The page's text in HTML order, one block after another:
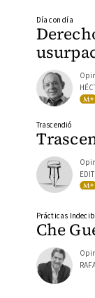
Día con día
Trascendió
Che
Prácticas